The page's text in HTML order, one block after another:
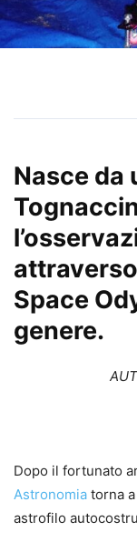
Nasce da
Space
genere.
Dopo il fortunato
Astronomia torna
astrofilo